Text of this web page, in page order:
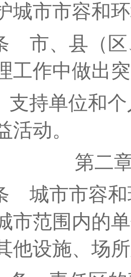
城市市容和
市、县（
工作中做出
支持单位和
活动。
第
城市市容
市范围内的
他设施、场